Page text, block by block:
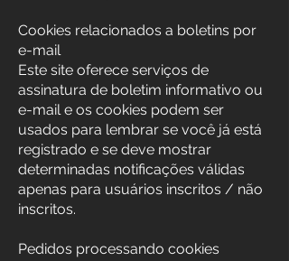
Cookies relacionados a boletins por
e-mail
Este site oferece serviços de
assinatura de boletim informativo ou
e-mail e os cookies podem ser
usados para lembrar se você já está
registrado e se deve mostrar
determinadas notificações válidas
apenas para usuários inscritos / não
inscritos.
Pedidos processando cookies